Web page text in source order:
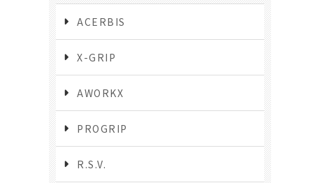
ACERBIS
X-GRIP
AWORKX
PROGRIP
R.S.V.